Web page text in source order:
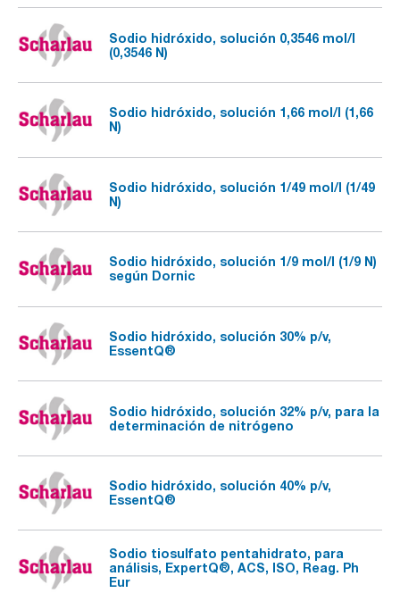
Sodio hidróxido, solución 0,3546 mol/l
(0,3546 N)
Sodio hidróxido, solución 1,66 mol/l (1,66
N)
Sodio hidróxido, solución 1/49 mol/l (1/49
N)
Sodio hidróxido, solución 1/9 mol/l (1/9 N)
según Dornic
Sodio hidróxido, solución 30% p/v,
EssentQ®
Sodio hidróxido, solución 32% p/v, para la
determinación de nitrógeno
Sodio hidróxido, solución 40% p/v,
EssentQ®
Sodio tiosulfato pentahidrato, para
análisis, ExpertQ®, ACS, ISO, Reag. Ph
Eur